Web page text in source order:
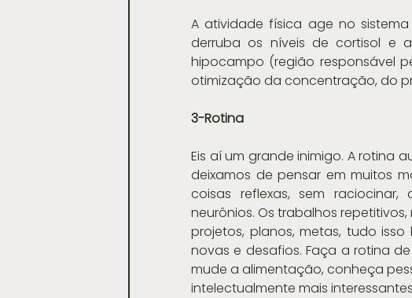
A atividade física age no
derruba os níveis de cortisol e
hipocampo (região responsável
otimização da concentração, do
3-Rotina
Eis aí um grande inimigo. A rotina
deixamos de pensar em muitos
coisas reflexas, sem
neurônios. Os trabalhos
projetos, planos, metas, tudo
novas e desafios. Faça a rotina
mude a alimentação, conheça
intelectualmente mais